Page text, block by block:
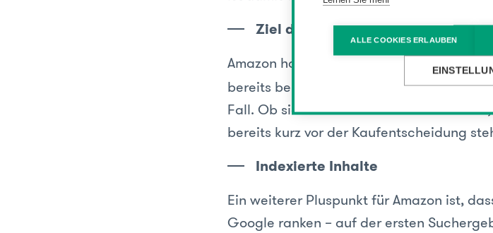
ALLE COOKIES ERLAUBEN
Ziel der Besucher
Amazon hat einen wesentlichen Vorteil:
bereits bekannt – der Produkterwerb.
Fall. Ob sich ein User informieren
bereits kurz vor der Kaufentscheidung
Indexierte Inhalte
Ein weiterer Pluspunkt für Amazon ist,
Google ranken – auf der ersten